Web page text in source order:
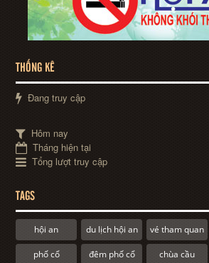
THỐNG KÊ
Đang truy cập
Hôm nay
Tháng hiện tại
Tổng lượt truy cập
TAGS
hội an du lịch hội an vé tham quan
phố cổ đêm phố cổ chùa cầu